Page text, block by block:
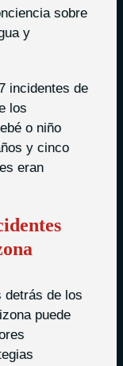
sobre
y
incidentes de
los
o niño
y cinco
eran
detrás de los
puede